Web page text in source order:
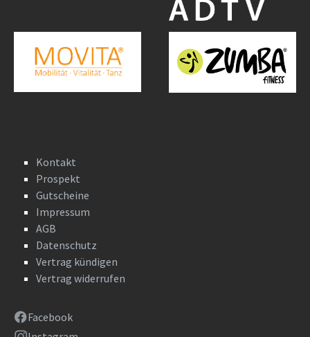
Kontakt
Prospekt
Gutscheine
Impressum
AGB
Datenschutz
Vertrag kündigen
Vertrag widerrufen
Facebook